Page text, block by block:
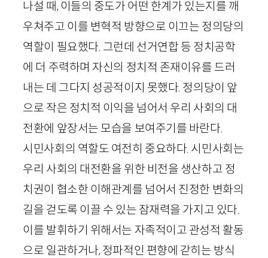
나설 때, 이들의 중도가 어떤 한계가 있는지를 깨
우쳐주고 이를 변혁적 방향으로 이끄는 정의당의
역할이 필요했다. 그런데 선거연합 등 정치공학
에 더 주력하며 자신의 정치적 존재이유를 드러
내는 데 그다지 성공적이지 못했다. 정의당이 앞
으로 작은 정치적 이익을 넘어서 우리 사회의 대
전환에 앞장서는 모습을 보여주기를 바란다.
시민사회의 역할도 여전히 중요하다. 시민사회는
우리 사회의 대전환을 위한 비전을 생산하고 정
치권이 협소한 이해관계를 넘어서 진정한 변화의
길을 걷도록 이끌 수 있는 잠재력을 가지고 있다.
이를 발휘하기 위해서는 자족적이고 관성적 활동
으로 일관하거나, 정파적인 편향에 갇히는 방식